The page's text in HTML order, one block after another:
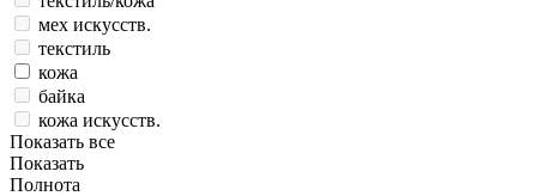
мех искусств.
текстиль
кожа
байка
кожа искусств.
Показать все
Показать
Полнота